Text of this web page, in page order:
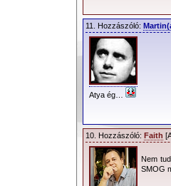
11. Hozzászóló:
Atya ég…
10. Hozzászóló: Faith
Nem
SMOG